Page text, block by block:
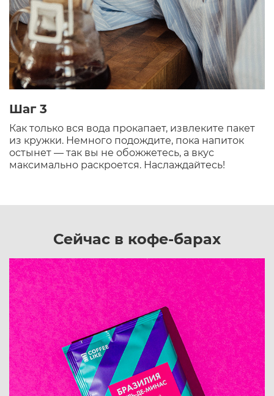
Шаг 3
Как только вся вода прокапает, извлеките пакет
из кружки. Немного подождите, пока напиток
остынет — так вы не обожжетесь, а вкус
максимально раскроется. Наслаждайтесь!
Сейчас в кофе-барах